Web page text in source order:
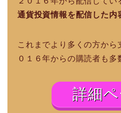
通貨投資情報を配信した内
これまでより多くの方から
０１６年からの購読者も多
詳細